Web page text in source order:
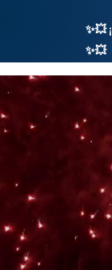
✨💥